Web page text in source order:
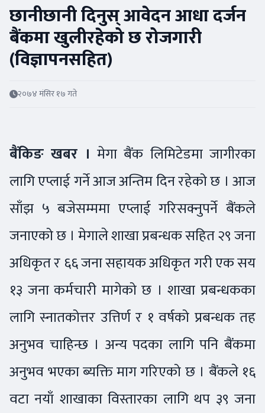
छानीछानी दिनुस् आवेदन आधा दर्जन
बैंकमा खुलीरहेको छ रोजगारी
(विज्ञापनसहित)
२०७४ मंसिर १७ गते
बैंकिङ खबर । मेगा बैंक लिमिटेडमा जागीरका
लागि एप्लाई गर्ने आज अन्तिम दिन रहेको छ । आज
साँझ ५ बजेसम्ममा एप्लाई गरिसक्नुपर्ने बैंकले
जनाएको छ । मेगाले शाखा प्रबन्धक सहित २९ जना
अधिकृत र ६६ जना सहायक अधिकृत गरी एक सय
१३ जना कर्मचारी मागेको छ । शाखा प्रबन्धकका
लागि स्नातकोत्तर उत्तिर्ण र १ वर्षको प्रबन्धक तह
अनुभव चाहिन्छ । अन्य पदका लागि पनि बैंकमा
अनुभव भएका ब्यक्ति माग गरिएको छ । बैंकले १६
वटा नयाँ शाखाका विस्तारका लागि थप ३९ जना